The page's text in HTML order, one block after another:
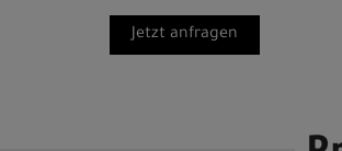
Jetzt anfragen